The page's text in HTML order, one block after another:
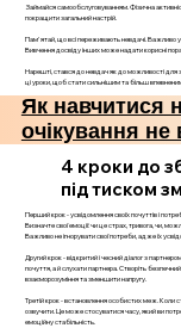
Займайся самообслуговуванням. Фізична
покращити загальний настрій.
Пам'ятай, що всі переживають невдачі. Важливо
Вивчення досвіду інших може надати корисні
Нарешті, стався до невдач як до можливості для
ці уроки, щоб стати сильнішим та більш
Як навчитися
очікування
4 кроки до
під тиском
Перший крок - усвідомлення своїх почуттів і
Визначте свої емоції: чи це страх, тривога, чи,
Важливо не ігнорувати свої потреби, адже їх
Другий крок - відкритий і чесний діалог з
почуття, а й слухати партнера. Створіть
взаєморозуміння та зменшити напругу.
Третій крок - встановлення особистих меж. Коли
озвучити. Це може стосуватися часу, який ви
емоційну стабільність.